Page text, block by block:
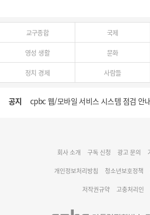
교구종합 국제
영성 생활 문화
정치 경제 사람들
공지 cpbc 웹/모바일 서비스 시스템 점검 안
명동 미디어큐브 & 1898 미디어월 공모
회사 소개 구독 신청 광고 문의
개인정보처리방침 청소년보호정책
저작권규약 고충처리인